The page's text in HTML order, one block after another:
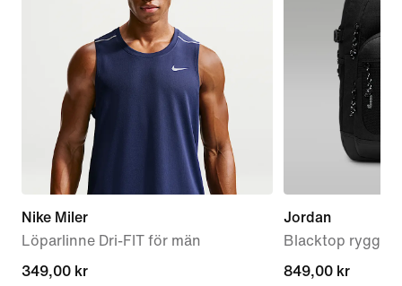
Nike Miler
Löparlinne Dri-FIT för män
349,00 kr
349,00 kr
Jordan
Blacktop
849,00 kr
849,00 kr